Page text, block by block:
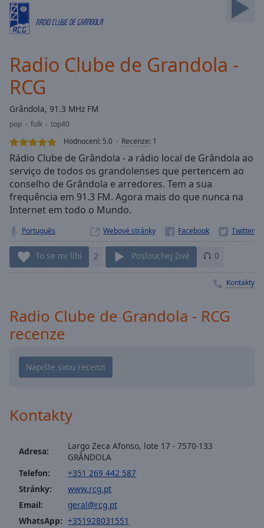
Backward
Skip
Forward
Current
Time0:00
Duration-:-
Loaded:
0.00%
TypeLIVE
Seek to
live,
currently
behind
liveLIVE
Remaining
Playback
descriptions
Subtitles
settings
opens
subtitles
settings
dialog
subtitles
Radio Clube de Grandola -
RCG
Grândola, 91.3 MHz FM
pop folk
top40
Hodnocení: 5.0 Recenze: 1
Rádio Clube de Grândola - a rádio local de Grândola ao
serviço de todos os grandolenses que pertencem ao
conselho de Grândola e arredores. Tem a sua
frequência em 91.3 FM. Agora mais do que nunca na
Internet em todo o Mundo.
Português Webové stránky
To se mi líbí 2 Poslouchej živě 0
Kontakty
Radio Clube de Grandola - RCG
recenze
Kontakty
Adresa:
Largo Zeca Afonso, lote 17 - 7570-133
GRÂNDOLA
Telefon:
+351 269 442 587
Stránky:
www.rcg.pt
Email:
geral@rcg.pt
WhatsApp: +351928031551